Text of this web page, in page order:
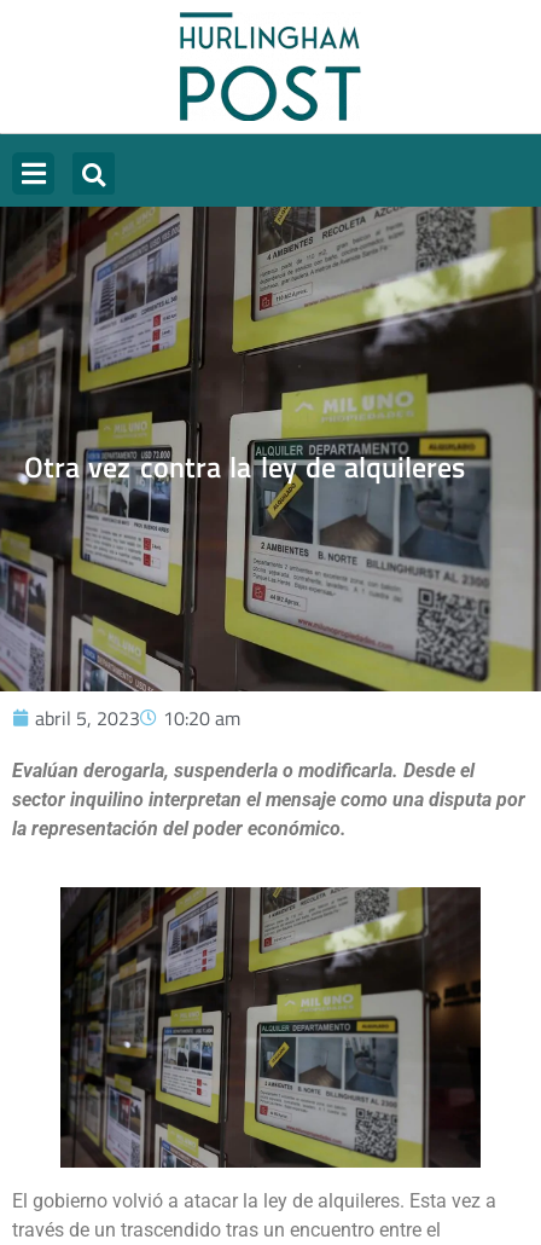
Otra vez contra la ley de alquileres
abril 5, 2023 10:20 am
Evalúan derogarla, suspenderla o modificarla. Desde el
sector inquilino interpretan el mensaje como una disputa por
la representación del poder económico.
El gobierno volvió a atacar la ley de alquileres. Esta vez a
través de un trascendido tras un encuentro entre el